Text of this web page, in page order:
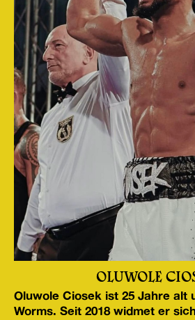
OLUWOLE
Oluwole Ciosek ist 25 Jahre alt
Worms. Seit 2018 widmet er